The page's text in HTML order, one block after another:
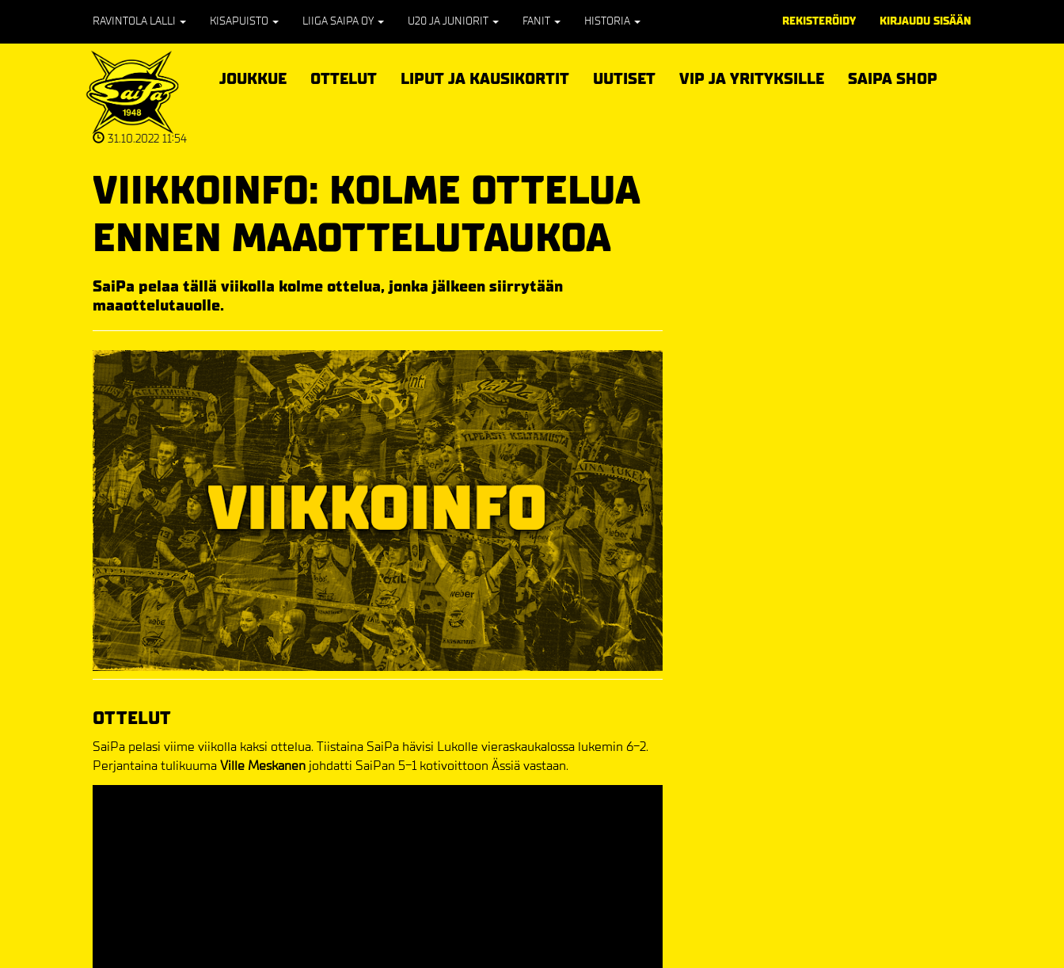
RAVINTOLA LALLI KISAPUISTO LIIGA SAIPA OY U20 JA JUNIORIT FANIT HISTORIA REKISTERÖIDY KIRJAUDU SISÄÄN
JOUKKUE OTTELUT LIPUT JA KAUSIKORTIT UUTISET VIP JA YRITYKSILLE SAIPA SHOP
31.10.2022 11:54
VIIKKOINFO: KOLME OTTELUA
ENNEN MAAOTTELUTAUKOA
SaiPa pelaa tällä viikolla kolme ottelua, jonka jälkeen siirrytään
maaottelutauolle.
OTTELUT
SaiPa pelasi viime viikolla kaksi ottelua. Tiistaina SaiPa hävisi Lukolle vieraskaukalossa lukemin 6-2.
Perjantaina tulikuumaVille Meskanen johdatti SaiPan 5-1 kotivoittoon Ässiä vastaan.